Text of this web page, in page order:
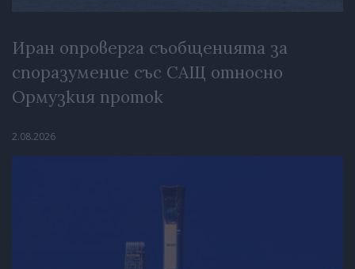
Иран опроверга съобщенията за
споразумение със САЩ относно
Ормузкия проток
2.08.2026